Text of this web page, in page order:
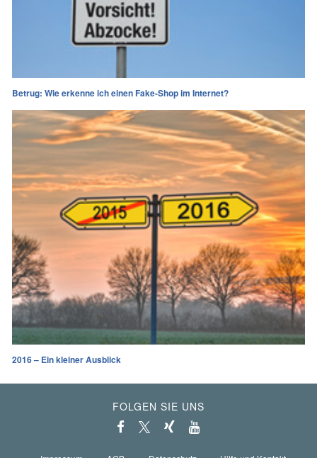
Betrug: Wie erkenne ich einen Fake-Shop im Internet?
2016 – Ein kleiner Ausblick
FOLGEN SIE UNS